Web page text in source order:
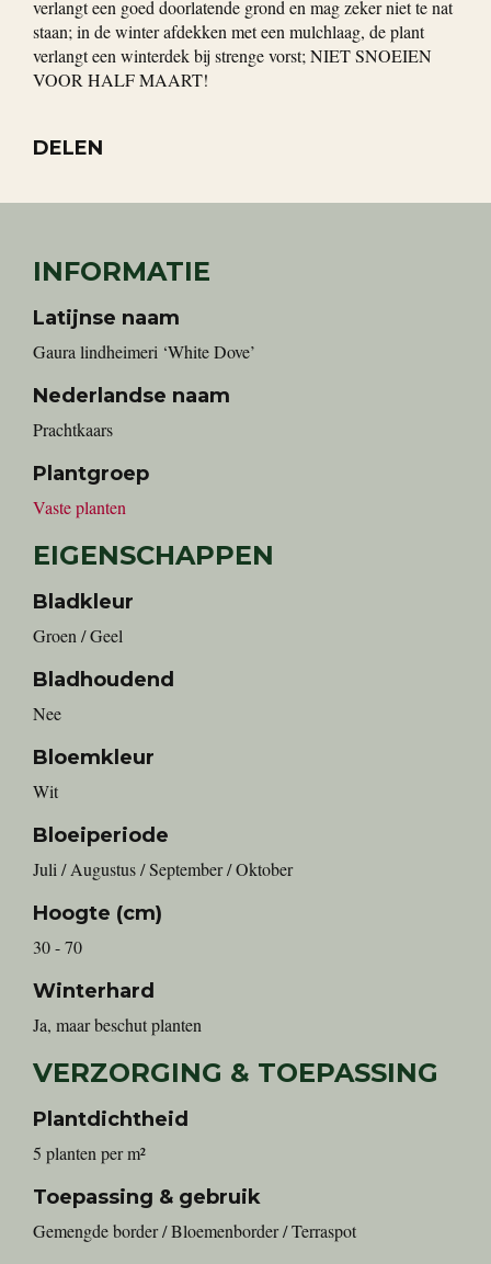
verlangt een goed doorlatende grond en mag zeker niet te nat
staan; in de winter afdekken met een mulchlaag, de plant
verlangt een winterdek bij strenge vorst; NIET SNOEIEN
VOOR HALF MAART!
DELEN
INFORMATIE
Latijnse naam
Gaura lindheimeri ‘White Dove’
Nederlandse naam
Prachtkaars
Plantgroep
Vaste planten
EIGENSCHAPPEN
Bladkleur
Groen / Geel
Bladhoudend
Nee
Bloemkleur
Wit
Bloeiperiode
Juli / Augustus / September / Oktober
Hoogte (cm)
30 - 70
Winterhard
Ja, maar beschut planten
VERZORGING & TOEPASSING
Plantdichtheid
5 planten per m²
Toepassing & gebruik
Gemengde border / Bloemenborder / Terraspot